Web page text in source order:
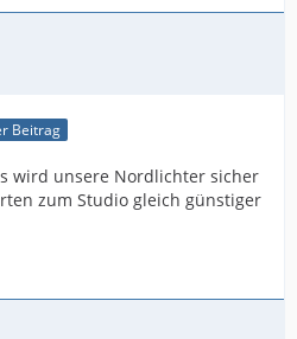
Beitrag
wird unsere Nordlichter sicher
zum Studio gleich günstiger